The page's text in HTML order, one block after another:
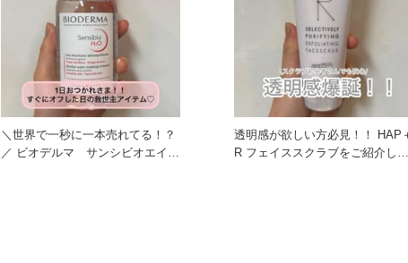
＼世界で一秒に一本売れてる！？
／ ビオデルマ サンシビオエイチ
透明感が欲しい方必見！！ HAP＋
R フェイススクラブをご紹介しま